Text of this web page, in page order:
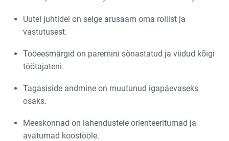
Uutel juhtidel on selge arusaam oma rollist ja
vastutusest.
Tööeesmärgid on paremini sõnastatud ja viidud kõigi
töötajateni.
Tagasiside andmine on muutunud igapäevaseks
osaks.
Meeskonnad on lahendustele orienteeritumad ja
avatumad koostööle.